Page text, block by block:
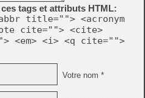
tags et attributs HTML:
title=""> <acronym
cite=""> <cite>
<em> <i> <q cite="">
Votre nom *